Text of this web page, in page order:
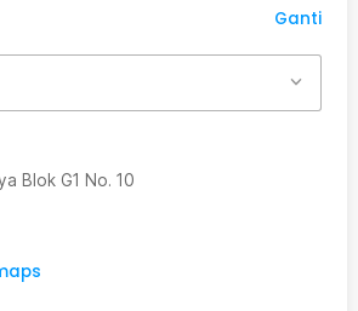
Ganti
Blok G1 No. 10